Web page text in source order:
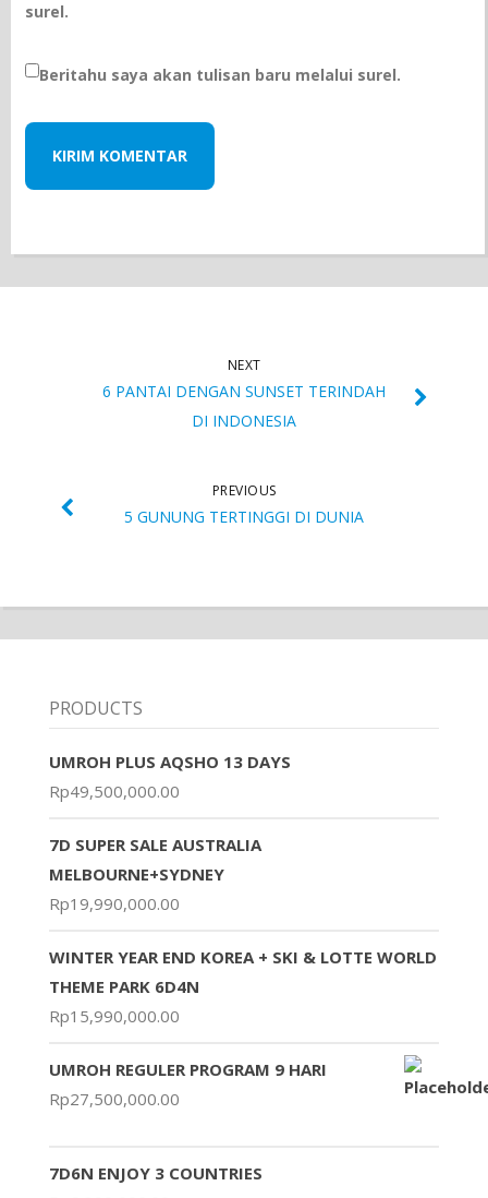
surel.
Beritahu saya akan tulisan baru melalui surel.
NEXT
6 PANTAI DENGAN SUNSET TERINDAH
DI INDONESIA
PREVIOUS
5 GUNUNG TERTINGGI DI DUNIA
PRODUCTS
UMROH PLUS AQSHO 13 DAYS
Rp49,500,000.00
7D SUPER SALE AUSTRALIA
MELBOURNE+SYDNEY
Rp19,990,000.00
WINTER YEAR END KOREA + SKI & LOTTE WORLD
THEME PARK 6D4N
Rp15,990,000.00
UMROH REGULER PROGRAM 9 HARI
Rp27,500,000.00
7D6N ENJOY 3 COUNTRIES